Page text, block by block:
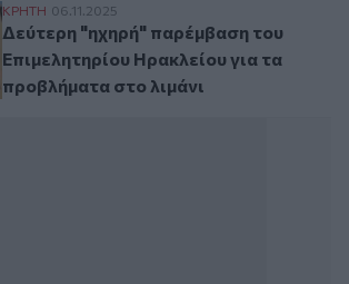
Δεύτερη "ηχηρή" παρέμβαση του
ΚΡΗΤΗ 06.11.2025
Δεύτερη "ηχηρή" παρέμβαση του
Επιμελητηρίου Ηρακλείου για τα
προβλήματα στο λιμάνι